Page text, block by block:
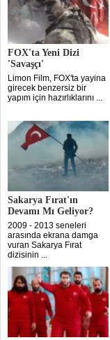
FOX'ta Yeni Dizi
'Savaşçı'
Limon Film, FOX'ta yayina
girecek benzersiz bir
yapım için hazırlıklarını ...
Sakarya Fırat'ın
Devamı Mı Geliyor?
2009 - 2013 seneleri
arasında ekrana damga
vuran Sakarya Fırat
dizisinin ...